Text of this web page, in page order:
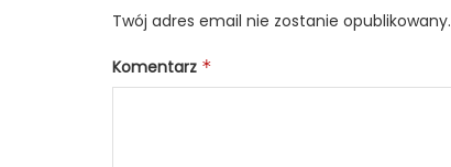
Twój adres email nie zostanie opublikowany.
Komentarz *